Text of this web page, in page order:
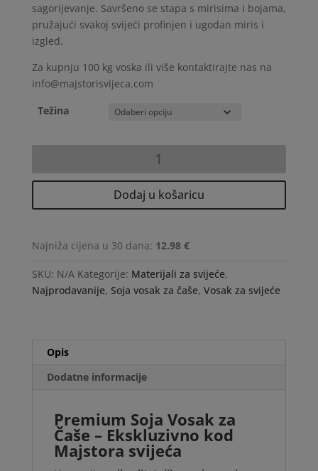
sagorijevanje. Savršeno se stapa s mirisima i bojama,
pružajući svakoj svijeći profinjen i ugodan miris i
izgled.
Za kupnju 100 kg voska ili više kontaktirajte nas na
info@majstorisvijeca.com
Težina
vosak
Dodaj u košaricu
Najniža cijena u 30 dana: 12.98 €
SKU: N/A Kategorije: Materijali za svijeće,
Najprodavanije, Soja vosak za čaše, Vosak za svijeće
Opis
Dodatne informacije
Premium Soja Vosak za
Čaše – Ekskluzivno kod
Majstora svijeća